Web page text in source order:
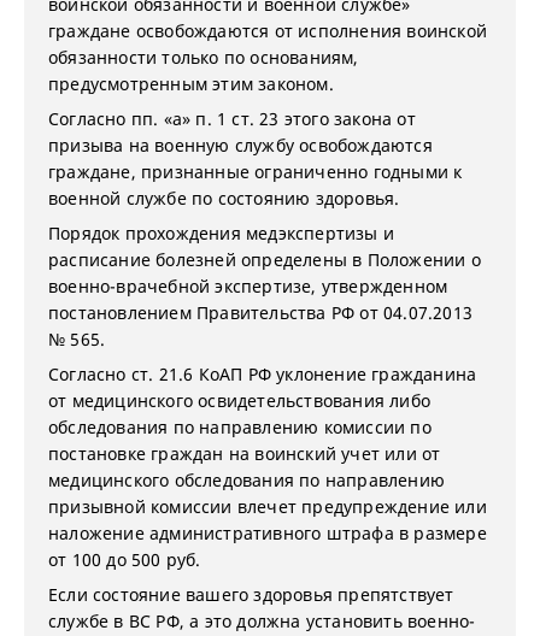
граждане освобождаются от исполнения воинской
обязанности только по основаниям,
предусмотренным этим законом.
Согласно пп. «а» п. 1 ст. 23 этого закона от
призыва на военную службу освобождаются
граждане, признанные ограниченно годными к
военной службе по состоянию здоровья.
Порядок прохождения медэкспертизы и
расписание болезней определены в Положении о
военно-врачебной экспертизе, утвержденном
постановлением Правительства РФ от 04.07.2013
№ 565.
Согласно ст. 21.6 КоАП РФ уклонение гражданина
от медицинского освидетельствования либо
обследования по направлению комиссии по
постановке граждан на воинский учет или от
медицинского обследования по направлению
призывной комиссии влечет предупреждение или
наложение административного штрафа в размере
от 100 до 500 руб.
Если состояние вашего здоровья препятствует
службе в ВС РФ, а это должна установить военно-